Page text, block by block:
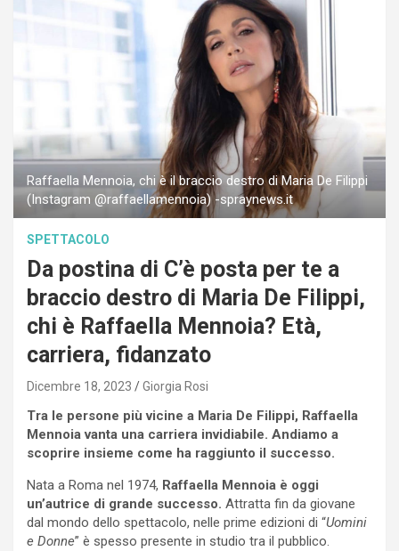
Raffaella Mennoia, chi è il braccio destro di Maria De Filippi
(Instagram @raffaellamennoia) -spraynews.it
SPETTACOLO
Da postina di C’è posta per te a
braccio destro di Maria De Filippi,
chi è Raffaella Mennoia? Età,
carriera, fidanzato
Dicembre 18, 2023 Giorgia Rosi
Tra le persone più vicine a Maria De Filippi, Raffaella
Mennoia vanta una carriera invidiabile. Andiamo a
scoprire insieme come ha raggiunto il successo.
Nata a Roma nel 1974, Raffaella Mennoia è oggi
un’autrice di grande successo. Attratta fin da giovane
dal mondo dello spettacolo, nelle prime edizioni di “Uomini
e Donne” è spesso presente in studio tra il pubblico.